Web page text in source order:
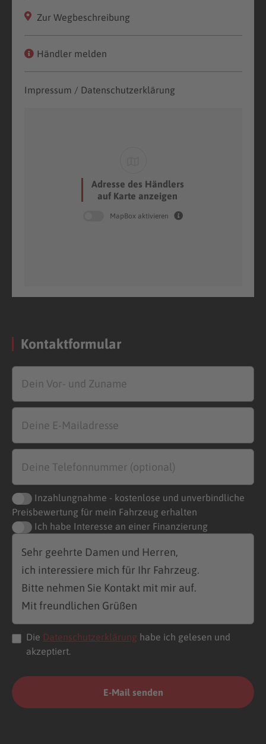
Zur Wegbeschreibung
Händler melden
Impressum / Datenschutzerklärung
Adresse des Händlers
auf Karte anzeigen
MapBox aktivieren
Kontaktformular
Inzahlungnahme - kostenlose und unverbindliche
Preisbewertung für mein Fahrzeug erhalten
Ich habe Interesse an einer Finanzierung
Die Datenschutzerklärung habe ich gelesen und
akzeptiert.